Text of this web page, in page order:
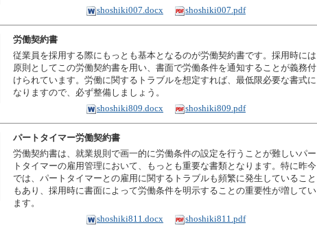
shoshiki007.docx
shoshiki007.pdf
労働契約書
従業員を採用する際にもっとも基本となるのが労働契約書です。採用時には
原則としてこの労働契約書を用い、書面で労働条件を通知することが義務付
けられています。労働に関するトラブルを想定すれば、最低限必要な書式に
なりますので、必ず整備しましょう。
shoshiki809.docx
shoshiki809.pdf
パートタイマー労働契約書
労働契約書は、就業規則で画一的に労働条件の設定を行うことが難しいパー
トタイマーの雇用管理において、もっとも重要な書類となります。特に昨今
では、パートタイマーとの雇用に関するトラブルも頻繁に発生していること
もあり、採用時に書面によって労働条件を明示することの重要性が増してい
ます。
shoshiki811.docx
shoshiki811.pdf